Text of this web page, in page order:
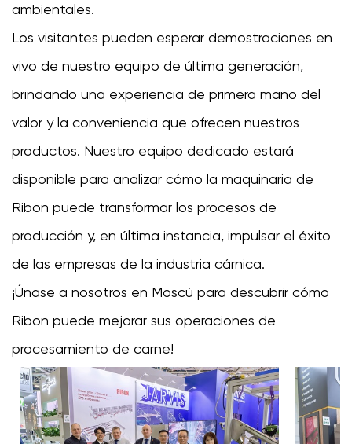
ambientales.
Los visitantes pueden esperar demostraciones en
vivo de nuestro equipo de última generación,
brindando una experiencia de primera mano del
valor y la conveniencia que ofrecen nuestros
productos. Nuestro equipo dedicado estará
disponible para analizar cómo la maquinaria de
Ribon puede transformar los procesos de
producción y, en última instancia, impulsar el éxito
de las empresas de la industria cárnica.
¡Únase a nosotros en Moscú para descubrir cómo
Ribon puede mejorar sus operaciones de
procesamiento de carne!